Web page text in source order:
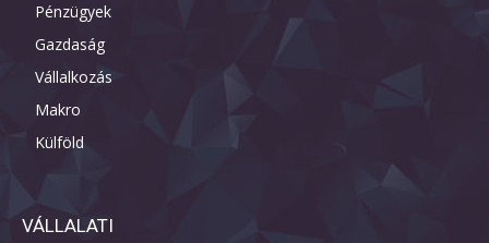
Pénzügyek
Gazdaság
Vállalkozás
Makro
Külföld
VÁLLALATI